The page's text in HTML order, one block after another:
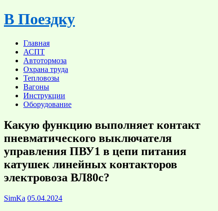
Skip
to
В Поездку
Главная
АСПТ
Автотормоза
Охрана труда
Тепловозы
Вагоны
Инструкции
Оборудование
Какую функцию выполняет контакт
пневматического выключателя
управления ПВУ1 в цепи питания
катушек линейных контакторов
электровоза ВЛ80с?
SimKa 05.04.2024